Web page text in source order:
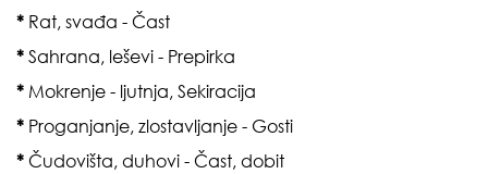
* Rat, svađa - Čast
* Sahrana, leševi - Prepirka
* Mokrenje - ljutnja, Sekiracija
* Proganjanje, zlostavljanje - Gosti
* Čudovišta, duhovi - Čast, dobit